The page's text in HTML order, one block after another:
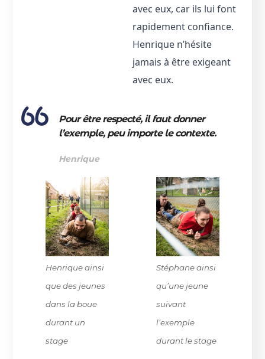
avec eux, car ils lui font
rapidement confiance.
Henrique n’hésite
jamais à être exigeant
avec eux.
Pour être respecté, il faut donner
l’exemple, peu importe le contexte.
Henrique
Henrique ainsi
que des jeunes
dans la boue
durant un
stage
Stéphane ainsi
qu’une jeune
suivant
l’exemple
durant le stage